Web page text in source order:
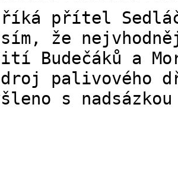
přítel
že
Budečáků a
palivového
s